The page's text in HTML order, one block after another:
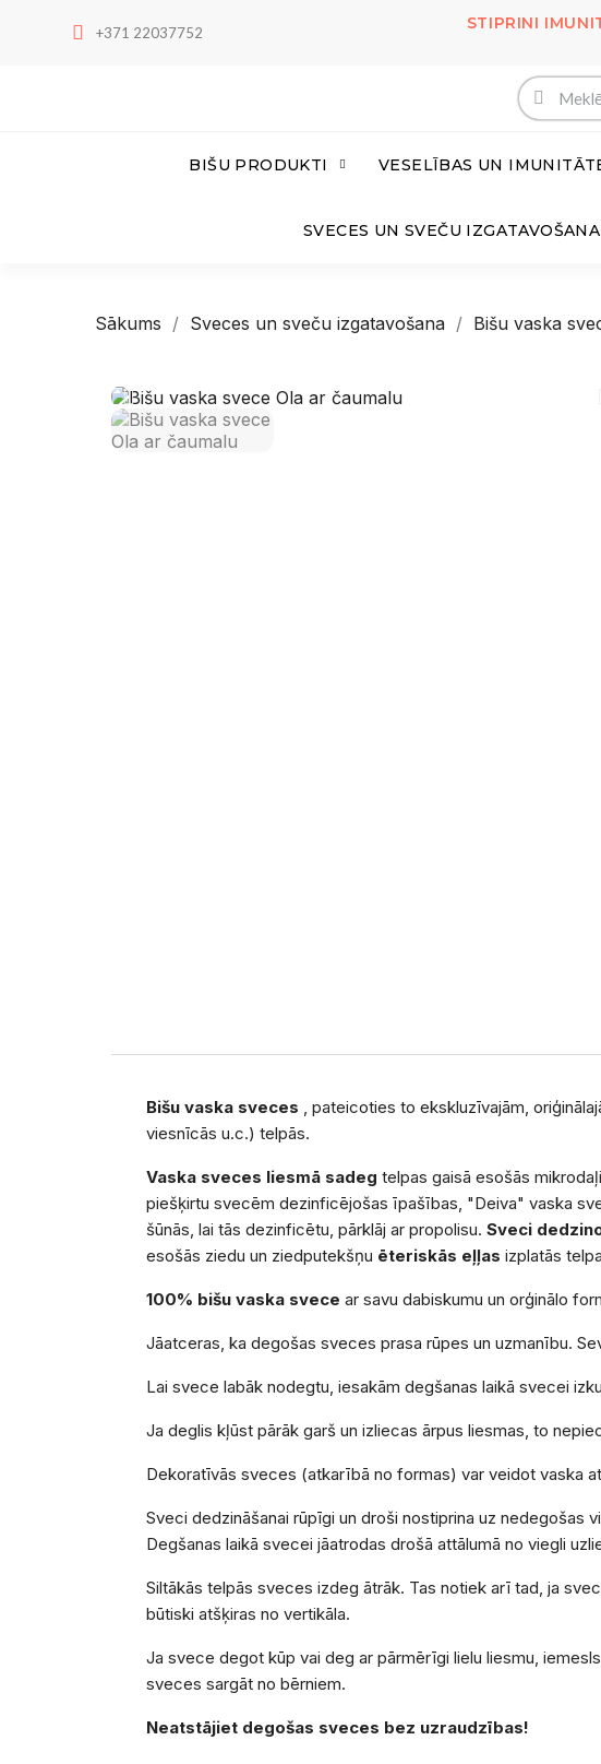
+371 22037752
STIPRINI
BIŠU PRODUKTI VESELĪBAS UN
SVECES UN SVEČU IZGATAVOŠANA
Sākums Sveces un sveču izgatavošana Bišu vaska
Bišu vaska sveces , pateicoties to ekskluzīvajām,
viesnīcās u.c.) telpās.
Vaska sveces liesmā sadeg telpas gaisā esošās
piešķirtu svecēm dezinficējošas īpašības, "Deiva" vaska
šūnās, lai tās dezinficētu, pārklāj ar propolisu. Sveci
esošās ziedu un ziedputekšņu ēteriskās eļļas izplatās
100% bišu vaska svece ar savu dabiskumu un orģinālo
Jāatceras, ka degošas sveces prasa rūpes un uzmanību.
Lai svece labāk nodegtu, iesakām degšanas laikā svecei
Ja deglis kļūst pārāk garš un izliecas ārpus liesmas, to
Dekoratīvās sveces (atkarībā no formas) var veidot vaska
Sveci dedzināšanai rūpīgi un droši nostiprina uz
Degšanas laikā svecei jāatrodas drošā attālumā no viegli
Siltākās telpās sveces izdeg ātrāk. Tas notiek arī tad, ja
būtiski atšķiras no vertikāla.
Ja svece degot kūp vai deg ar pārmērīgi lielu liesmu,
sveces sargāt no bērniem.
Neatstājiet degošas sveces bez uzraudzības!